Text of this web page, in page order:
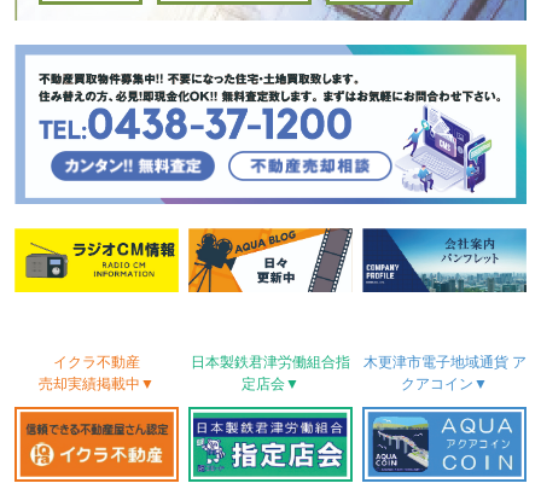
イクラ不動産
売却実績掲載中▼
日本製鉄君津労働組合指
定店会▼
木更津市電子地域通貨ア
クアコイン▼